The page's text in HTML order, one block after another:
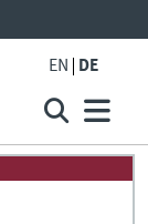
EN DE